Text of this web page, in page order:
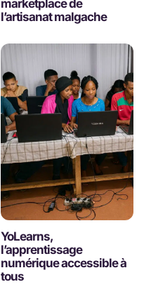
marketplace de
l’artisanat malgache
YoLearns,
l’apprentissage
numérique accessible à
tous